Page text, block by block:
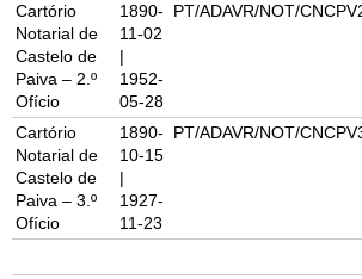
Cartório
Notarial de
Castelo de
Paiva – 2.º
Ofício
1890-
11-02
|
1952-
05-28
PT/ADAVR/NOT/
Cartório
Notarial de
Castelo de
Paiva – 3.º
Ofício
1890-
10-15
|
1927-
11-23
PT/ADAVR/NOT/